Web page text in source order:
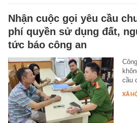
Nhận cuộc gọi yêu cầu
phí quyền sử dụng đất,
tức báo công an
cầu
XÃ